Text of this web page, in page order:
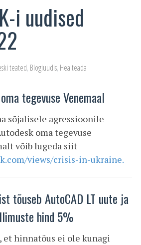
i uudised
teated, Blogiuudis, Hea teada
tegevuse Venemaal
sõjalisele agressioonile
oma tegevuse
võib lugeda siit
views/crisis-in-ukraine.
tõuseb AutoCAD LT uute ja
hind 5%
et hinnatõus ei ole kunagi